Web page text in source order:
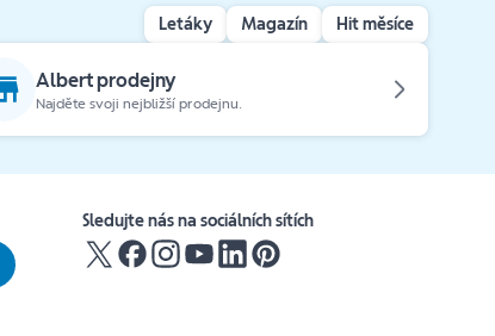
Letáky Magazín Hit měsíce
Albert prodejny
Najděte svoji nejbližší prodejnu.
Sledujte nás na sociálních sítích